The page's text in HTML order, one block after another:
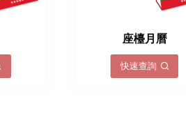
座檯月曆
快速查詢